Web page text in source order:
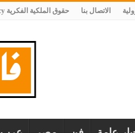
الاتصال بنا حقوق الملكية الفكرية DMCA Policy